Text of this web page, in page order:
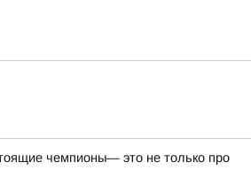
чемпионы— это не только про